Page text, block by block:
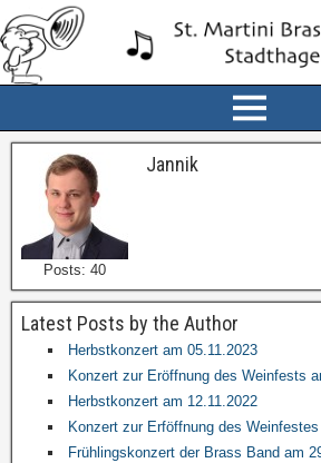
Posts: 40
Jannik
Latest Posts by the Author
Herbstkonzert am 05.11.2023
Konzert zur Eröffnung des Weinfests
Herbstkonzert am 12.11.2022
Konzert zur Erföffnung des Weinfestes
Frühlingskonzert der Brass Band am